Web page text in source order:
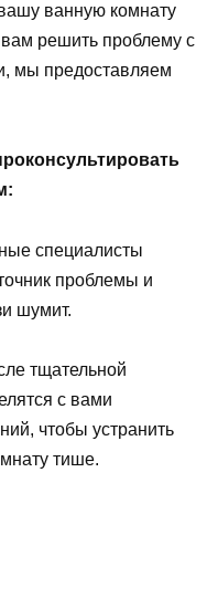
ванную комнату
решить проблему с
мы предоставляем
специалисты
проблемы и
шумит.
тщательной
с вами
чтобы устранить
тише.